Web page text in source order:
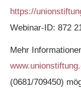
https://
Webinar-ID: 872
Mehr
(0681/709450)